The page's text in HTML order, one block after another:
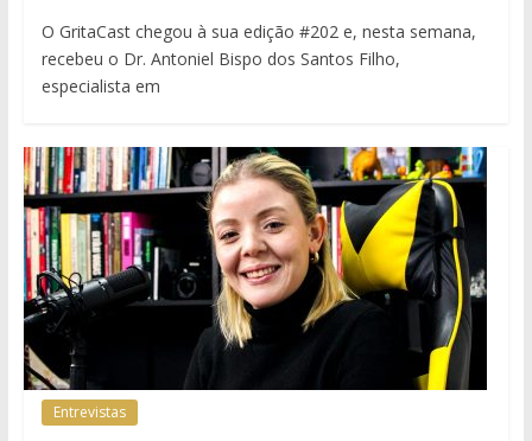
O GritaCast chegou à sua edição #202 e, nesta semana,
recebeu o Dr. Antoniel Bispo dos Santos Filho,
especialista em
Entrevistas